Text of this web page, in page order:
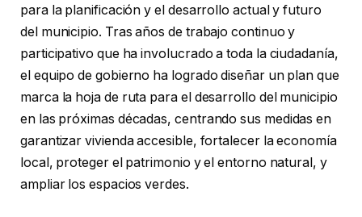
para la planificación y el desarrollo actual y futuro
del municipio. Tras años de trabajo continuo y
participativo que ha involucrado a toda la ciudadanía,
el equipo de gobierno ha logrado diseñar un plan que
marca la hoja de ruta para el desarrollo del municipio
en las próximas décadas, centrando sus medidas en
garantizar vivienda accesible, fortalecer la economía
local, proteger el patrimonio y el entorno natural, y
ampliar los espacios verdes.